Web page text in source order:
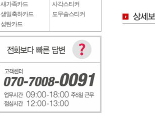
새가족카드
생일축하카드
성탄카드
사각스티커
도무송스티커